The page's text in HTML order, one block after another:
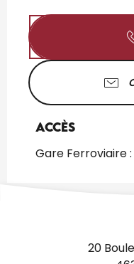
Accès
Accès
Gare Ferroviaire :
20